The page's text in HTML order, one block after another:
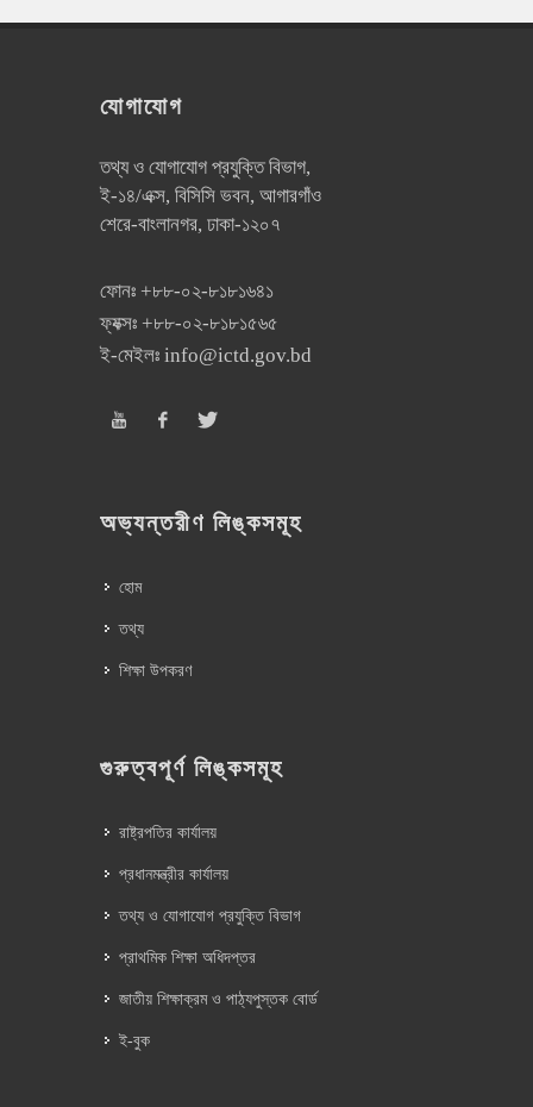
যোগাযোগ
তথ্য ও যোগাযোগ প্রযুক্তি বিভাগ,
ই-১৪/এক্স, বিসিসি ভবন, আগারগাঁও
শেরে-বাংলানগর, ঢাকা-১২০৭
ফোনঃ +৮৮-০২-৮১৮১৬৪১
ফ্যক্সঃ +৮৮-০২-৮১৮১৫৬৫
ই-মেইলঃ info@ictd.gov.bd
অভ্যন্তরীণ লিঙ্কসমূহ
হোম
তথ্য
শিক্ষা উপকরণ
গুরুত্বপূর্ণ লিঙ্কসমূহ
রাষ্ট্রপতির কার্যালয়
প্রধানমন্ত্রীর কার্যালয়
তথ্য ও যোগাযোগ প্রযুক্তি বিভাগ
প্রাথমিক শিক্ষা অধিদপ্তর
জাতীয় শিক্ষাক্রম ও পাঠ্যপুস্তক বোর্ড
ই-বুক